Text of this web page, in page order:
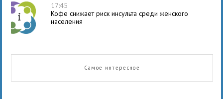
17:45
Кофе снижает риск инсульта среди женского
населения
Самое интересное